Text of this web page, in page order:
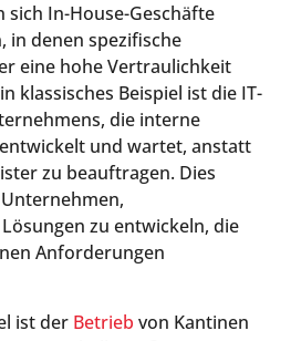
sich In-House-Geschäfte
in denen spezifische
eine hohe Vertraulichkeit
klassisches Beispiel ist die IT-
die interne
und wartet, anstatt
zu beauftragen. Dies
zu entwickeln, die
Anforderungen
ist der Betrieb von Kantinen